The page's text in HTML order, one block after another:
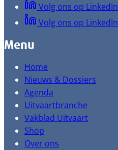
Volg ons op LinkedIn
Volg ons op LinkedIn
Menu
Home
Nieuws & Dossiers
Agenda
Uitvaartbranche
Vakblad Uitvaart
Shop
Over ons